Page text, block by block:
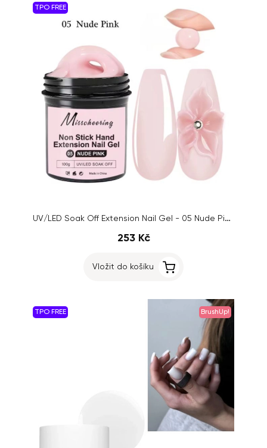
TPO FREE
UV/LED Soak Off Extension Nail Gel - 05 Nude Pink, 100g
253 Kč
Vložit do košíku
TPO FREE BrushUp!